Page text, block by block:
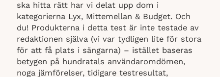
ska hitta rätt har vi delat upp dom i
kategorierna Lyx, Mittemellan & Budget. Och
du! Produkterna i detta test är inte testade av
redaktionen själva (vi var tydligen lite för stora
för att få plats i sängarna) – istället baseras
betygen på hundratals användaromdömen,
noga jämförelser, tidigare testresultat,